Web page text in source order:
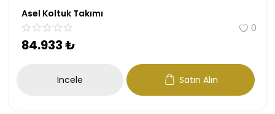
Genç Odası
Bahçe Mobilyaları
Asel Koltuk Takımı
0
84.933₺
İncele Satın Alın